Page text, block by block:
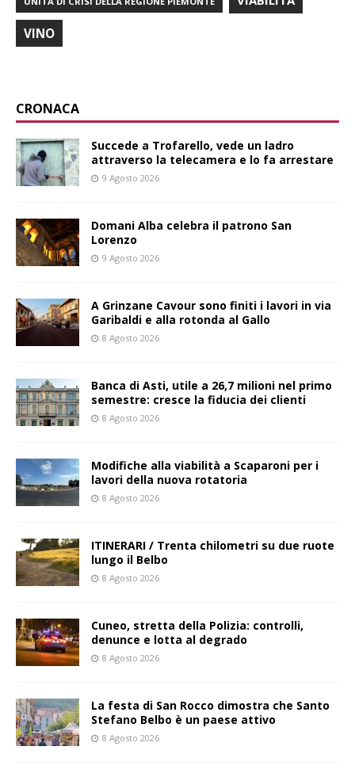
VINO
CRONACA
Succede a Trofarello, vede un ladro
attraverso la telecamera e lo fa arrestare
9 Agosto 2026
Domani Alba celebra il patrono San
Lorenzo
9 Agosto 2026
A Grinzane Cavour sono finiti i lavori in via
Garibaldi e alla rotonda al Gallo
8 Agosto 2026
Banca di Asti, utile a 26,7 milioni nel primo
semestre: cresce la fiducia dei clienti
8 Agosto 2026
Modifiche alla viabilità a Scaparoni per i
lavori della nuova rotatoria
8 Agosto 2026
ITINERARI / Trenta chilometri su due ruote
lungo il Belbo
8 Agosto 2026
Cuneo, stretta della Polizia: controlli,
denunce e lotta al degrado
8 Agosto 2026
La festa di San Rocco dimostra che Santo
Stefano Belbo è un paese attivo
8 Agosto 2026